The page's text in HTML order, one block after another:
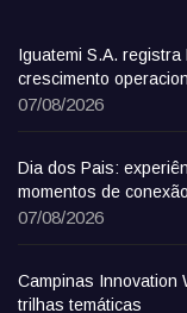
Iguatemi S.A.
crescimento
07/08/2026
Dia dos Pais:
momentos de conexão
07/08/2026
Campinas Innovation
trilhas temáticas